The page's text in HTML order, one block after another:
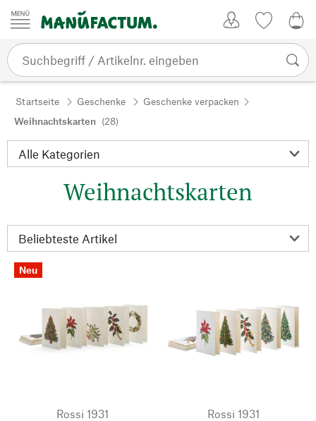
Zum Inhalt springen
Startseite Geschenke
Geschenke verpacken
Weihnachtskarten (28)
Weihnachtskarten
Neu
Rossi 1931
Rossi 1931